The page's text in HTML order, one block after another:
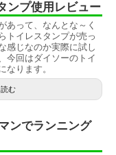
ンプ使用レビュー
あって、なんとな～く
トイレスタンプが売っ
感じなのか実際に試し
今回はダイソーのトイ
なります。
む
ンでランニング